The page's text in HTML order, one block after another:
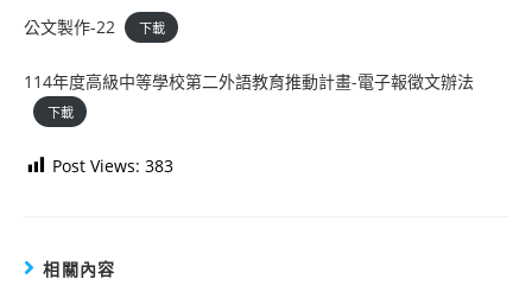
公文製作-22 下載
114年度高級中等學校第二外語教育推動計畫-電子報徵文辦法
下載
Post Views: 383
相關內容